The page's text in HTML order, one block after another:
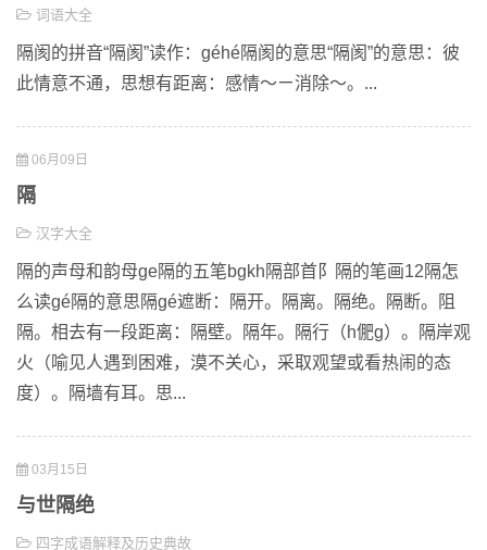
词语大全
隔阂的拼音“隔阂”读作：géhé隔阂的意思“隔阂”的意思：彼
此情意不通，思想有距离：感情～ㄧ消除～。...
06月09日
隔
汉字大全
隔的声母和韵母ge隔的五笔bgkh隔部首阝隔的笔画12隔怎
么读gé隔的意思隔gé遮断：隔开。隔离。隔绝。隔断。阻
隔。相去有一段距离：隔壁。隔年。隔行（h俷g）。隔岸观
火（喻见人遇到困难，漠不关心，采取观望或看热闹的态
度）。隔墙有耳。思...
03月15日
与世隔绝
四字成语解释及历史典故